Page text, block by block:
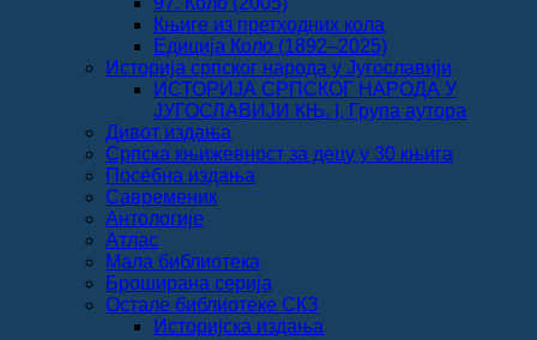
Књиге из претходних кола
Едиција Коло (1892‒2025)
Историја српског народа у Југославији
ИСТОРИЈА СРПСКОГ НАРОДА У
ЈУГОСЛАВИЈИ КЊ. I, Група аутора
Дивот издања
Српска књижевност за децу у 30 књига
Посебна издања
Савременик
Антологије
Атлас
Мала библиотека
Броширана серија
Остале библиотеке СКЗ
Историјска издања